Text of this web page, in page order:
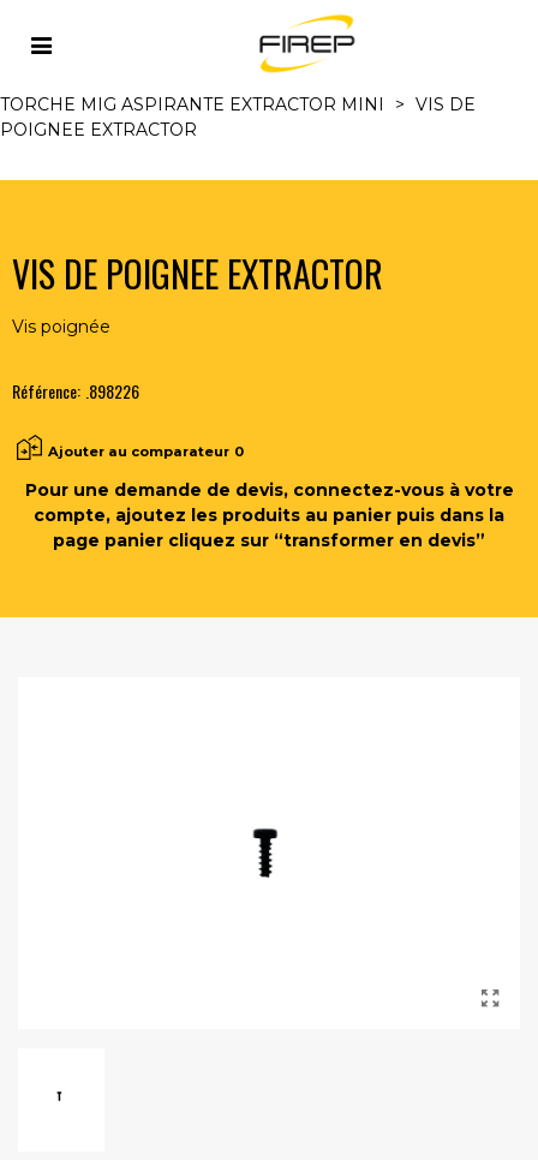
Accueil
TORCHES MIG/MAG ET
TORCHES MIG ASPIRANTES REFR. AIR
TORCHE MIG ASPIRANTE EXTRACTOR MINI
> VIS DE
POIGNEE EXTRACTOR
VIS DE POIGNEE EXTRACTOR
Vis poignée
Référence: .898226
Ajouter au comparateur 0
Pour une demande de devis, connectez-vous à votre
compte, ajoutez les produits au panier puis dans la
page panier cliquez sur “transformer en devis”